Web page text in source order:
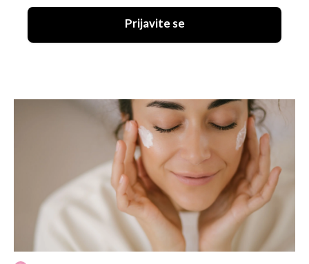
Prijavite se